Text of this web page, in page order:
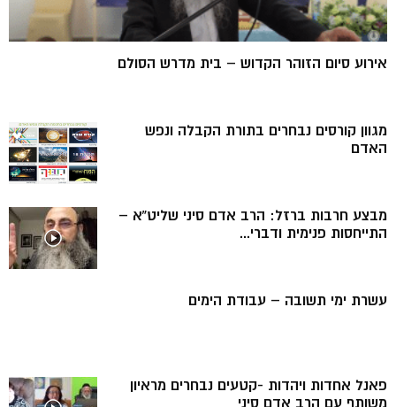
אירוע סיום הזוהר הקדוש – בית מדרש הסולם
מגוון קורסים נבחרים בתורת הקבלה ונפש
האדם
מבצע חרבות ברזל: הרב אדם סיני שליט”א –
התייחסות פנימית ודברי...
עשרת ימי תשובה – עבודת הימים
פאנל אחדות ויהדות -קטעים נבחרים מראיון